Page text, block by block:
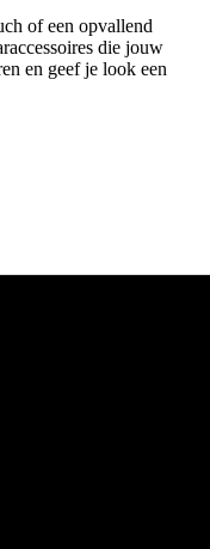
of een opvallend
die jouw
en geef je look een